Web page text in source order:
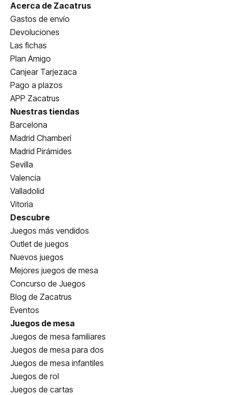
Acerca de Zacatrus
Gastos de envío
Devoluciones
Las fichas
Plan Amigo
Canjear Tarjezaca
Pago a plazos
APP Zacatrus
Nuestras tiendas
Barcelona
Madrid Chamberí
Madrid Pirámides
Sevilla
Valencia
Valladolid
Vitoria
Descubre
Juegos más vendidos
Outlet de juegos
Nuevos juegos
Mejores juegos de mesa
Concurso de Juegos
Blog de Zacatrus
Eventos
Juegos de mesa
Juegos de mesa familiares
Juegos de mesa para dos
Juegos de mesa infantiles
Juegos de rol
Juegos de cartas